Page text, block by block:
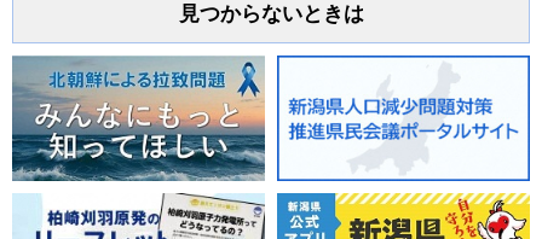
見つからないときは